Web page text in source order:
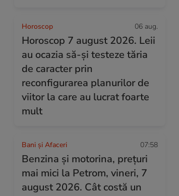
Horoscop 06 aug.
Horoscop 7 august 2026. Leii
au ocazia să-și testeze tăria
de caracter prin
reconfigurarea planurilor de
viitor la care au lucrat foarte
mult
Bani și Afaceri 07:58
Benzina și motorina, prețuri
mai mici la Petrom, vineri, 7
august 2026. Cât costă un